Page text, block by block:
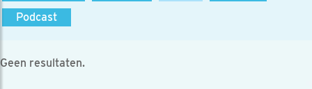
Podcast
Geen resultaten.